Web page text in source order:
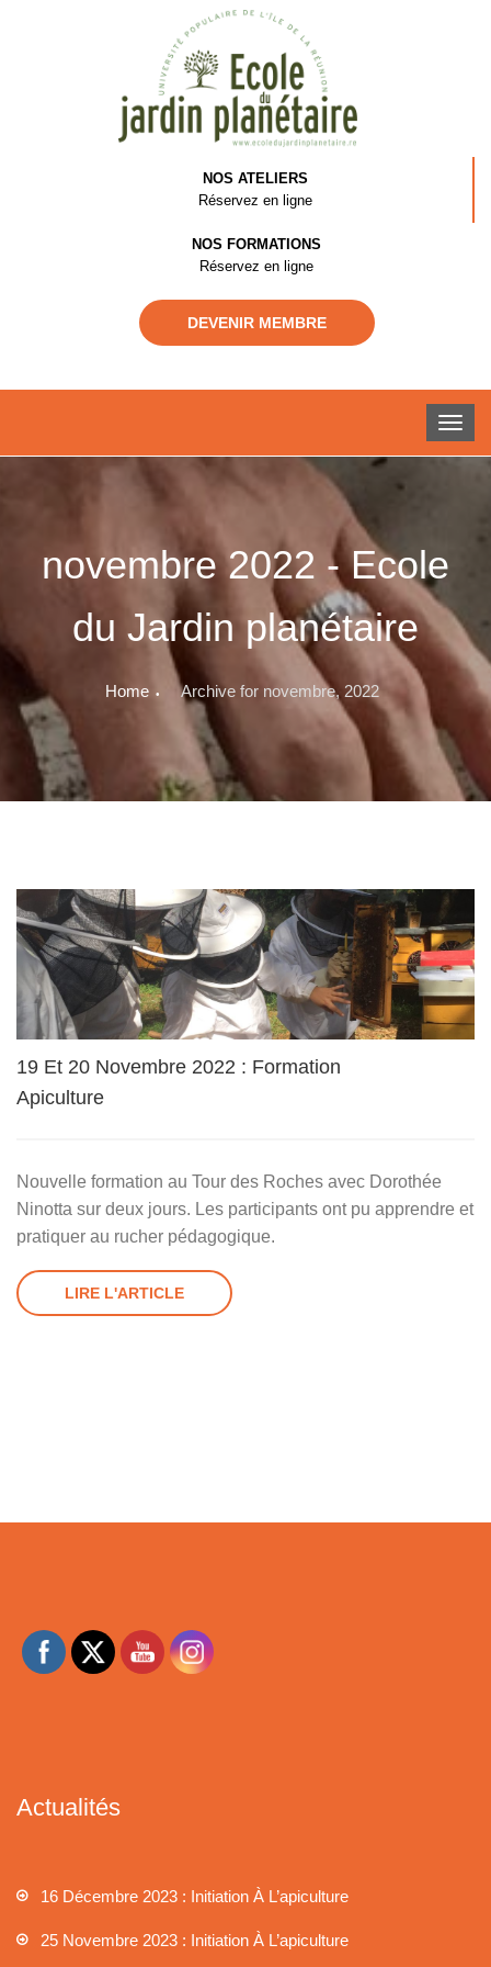
NOS ATELIERS
Réservez en ligne
NOS FORMATIONS
Réservez en ligne
DEVENIR MEMBRE
novembre 2022 - Ecole
du Jardin planétaire
Home Archive for novembre, 2022
19 Et 20 Novembre 2022 : Formation
Apiculture
Nouvelle formation au Tour des Roches avec Dorothée
Ninotta sur deux jours. Les participants ont pu apprendre et
pratiquer au rucher pédagogique.
LIRE L'ARTICLE
Actualités
16 Décembre 2023 : Initiation À L’apiculture
25 Novembre 2023 : Initiation À L’apiculture